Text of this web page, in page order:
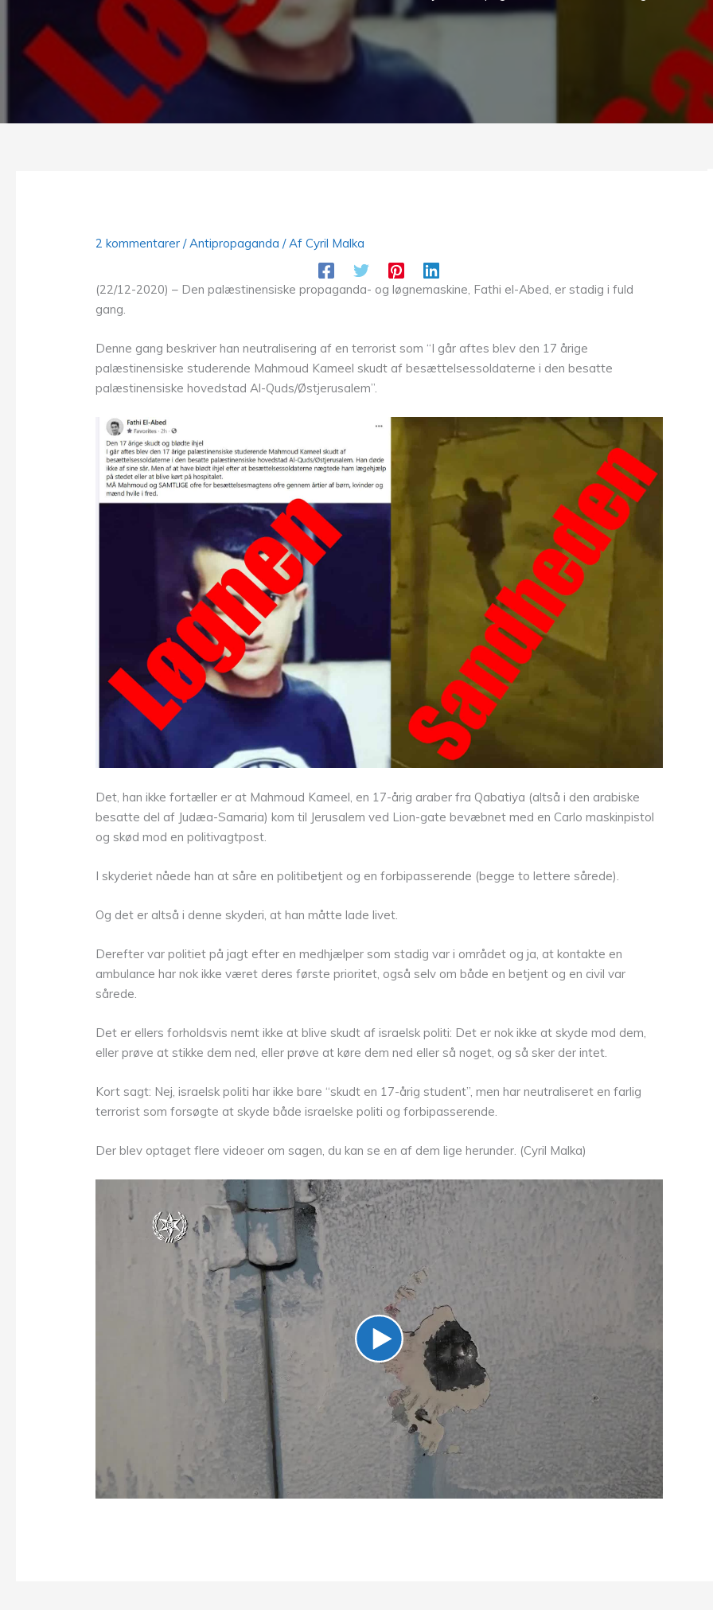
2 kommentarer /Antipropaganda / AfCyril Malka
(22/12-2020) – Den palæstinensiske propaganda- og løgnemaskine, Fathi el-Abed, er stadig i fuld
gang.
Denne gang beskriver han neutralisering af en terrorist som “I går aftes blev den 17 årige
palæstinensiske studerende Mahmoud Kameel skudt af besættelsessoldaterne i den besatte
palæstinensiske hovedstad Al-Quds/Østjerusalem”.
Det, han ikke fortæller er at Mahmoud Kameel, en 17-årig araber fra Qabatiya (altså i den arabiske
besatte del af Judæa-Samaria) kom til Jerusalem ved Lion-gate bevæbnet med en Carlo maskinpistol
og skød mod en politivagtpost.
I skyderiet nåede han at såre en politibetjent og en forbipasserende (begge to lettere sårede).
Og det er altså i denne skyderi, at han måtte lade livet.
Derefter var politiet på jagt efter en medhjælper som stadig var i området og ja, at kontakte en
ambulance har nok ikke været deres første prioritet, også selv om både en betjent og en civil var
sårede.
Det er ellers forholdsvis nemt ikke at blive skudt af israelsk politi: Det er nok ikke at skyde mod dem,
eller prøve at stikke dem ned, eller prøve at køre dem ned eller så noget, og så sker der intet.
Kort sagt: Nej, israelsk politi har ikke bare “skudt en 17-årig student”, men har neutraliseret en farlig
terrorist som forsøgte at skyde både israelske politi og forbipasserende.
Der blev optaget flere videoer om sagen, du kan se en af dem lige herunder. (Cyril Malka)